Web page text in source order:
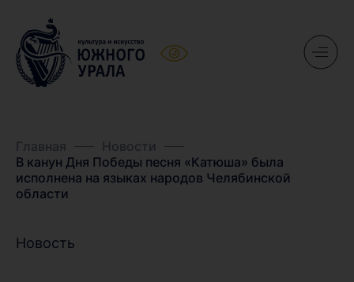
Главная
Новости
В канун Дня Победы песня «Катюша» была
исполнена на языках народов Челябинской
области
Новость